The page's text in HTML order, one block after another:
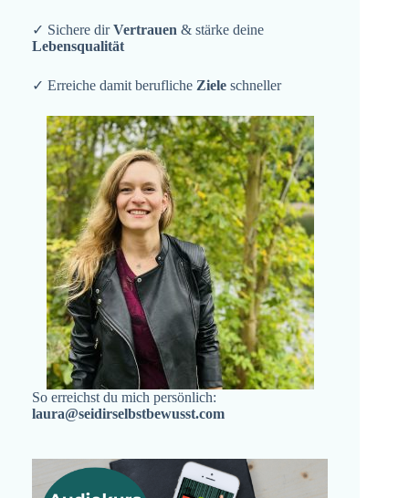
✓ Sichere dirVertrauen & stärke deine
Lebensqualität
✓ Erreiche damit berufliche Ziele schneller
So erreichst du mich persönlich:
laura@seidirselbstbewusst.com